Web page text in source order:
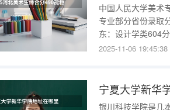
中国人民大学美术
专业部分省份录取
东：设计学类604
江：绘画577分；
2025-11-06 19:45:38
宁夏大学新华
银川科技学院是几